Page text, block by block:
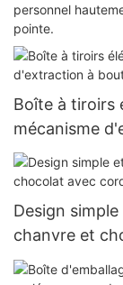
personnel
pointe.
Boîte à tiroirs
mécanisme
Design
chanvre et